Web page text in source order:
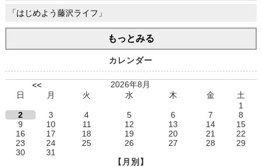
「はじめよう藤沢ライフ」
もっとみる
カレンダー
<<
2026年8月
日
月 火 水 木 金
土
1
2
3 4 5 6 7
8
9
10 11 12 13 14
15
16
17 18 19 20 21
22
23
24 25 26 27 28
29
30
31
【月別】